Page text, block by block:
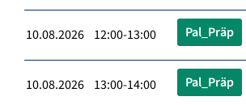
10.08.2026 12:00-13:00 Pal_Präp
10.08.2026 13:00-14:00 Pal_Präp